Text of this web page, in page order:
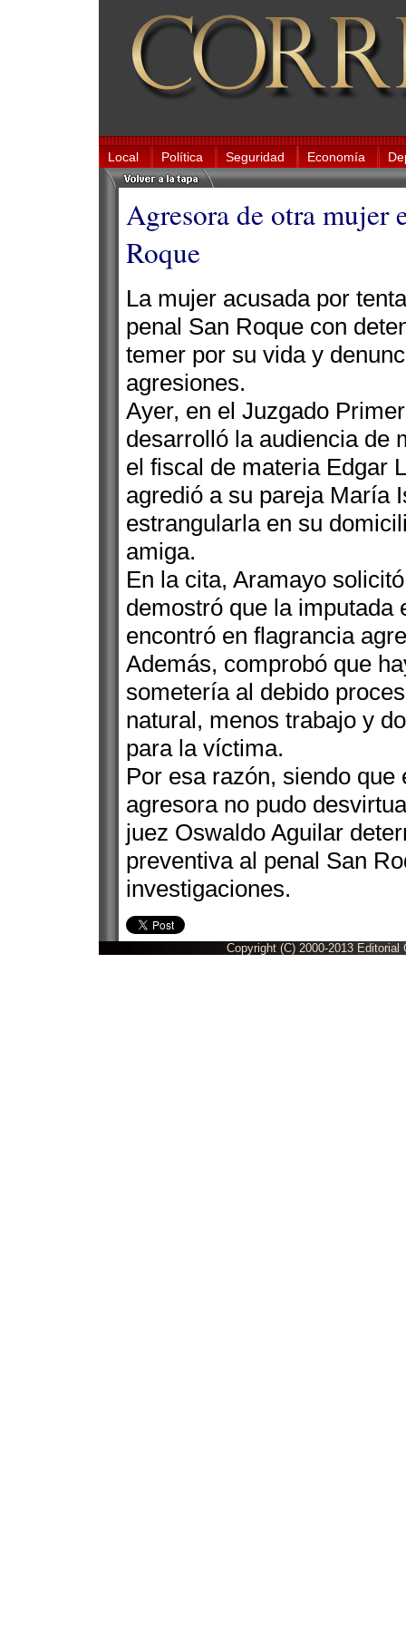
Local Política Seguridad Economía
Agresora de otra mujer
Roque
La mujer acusada por
penal San Roque con
temer por su vida y
agresiones.
Ayer, en el Juzgado
desarrolló la audiencia de
el fiscal de materia Edgar
agredió a su pareja María
estrangularla en su
amiga.
En la cita, Aramayo
demostró que la imputada
encontró en flagrancia
Además, comprobó que
sometería al debido
natural, menos trabajo y
para la víctima.
Por esa razón, siendo
agresora no pudo
juez Oswaldo Aguilar
preventiva al penal San
investigaciones.
Copyright (C) 2000-2013